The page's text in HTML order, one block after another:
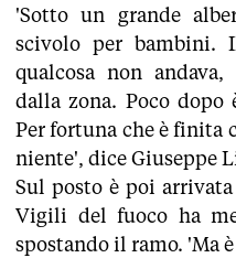
'Sotto un grande
scivolo per bambini.
qualcosa non
dalla zona. Poco dopo
Per fortuna che è finita
niente', dice Giuseppe
Sul posto è poi
Vigili del fuoco ha
spostando il ramo. 'Ma